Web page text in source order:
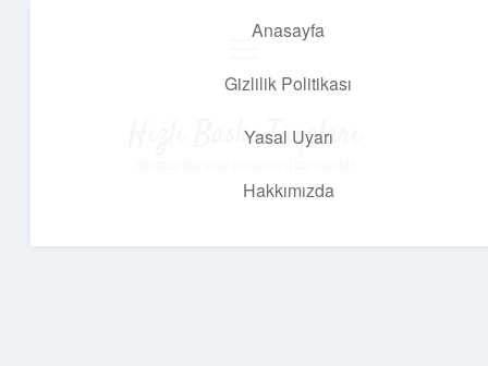
Anasayfa
Gizlilik Politikası
Yasal Uyarı
Hakkımızda
Hızlı Baskı Tüyoları